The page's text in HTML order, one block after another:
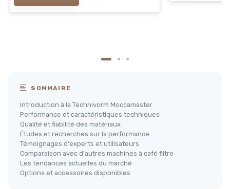
SOMMAIRE
Introduction à la Technivorm Moccamaster
Performance et caractéristiques techniques
Qualité et fiabilité des matériaux
Études et recherches sur la performance
Témoignages d'experts et utilisateurs
Comparaison avec d'autres machines à café filtre
Les tendances actuelles du marché
Options et accessoires disponibles